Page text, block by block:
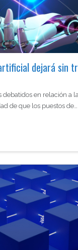
dejará sin
debatidos en relación a
de que los puestos de…